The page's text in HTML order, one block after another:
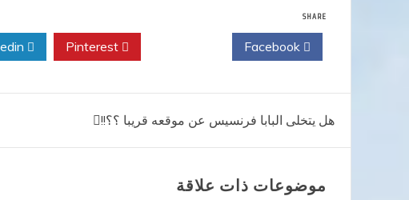
SHARE
تصفّح
المقالات
هل يتخلى البابا فرنسيس عن موقعه قريبا ؟؟!!
موضوعات ذات علاقة